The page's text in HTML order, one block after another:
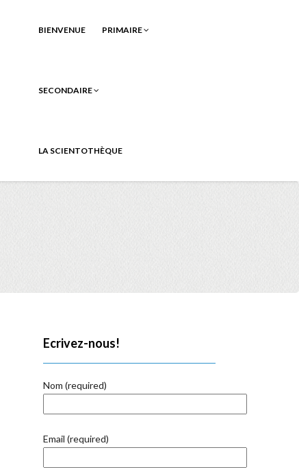
BIENVENUE PRIMAIRE
SECONDAIRE
LA SCIENTOTHÈQUE
Ecrivez-nous!
Nom (required)
Email (required)